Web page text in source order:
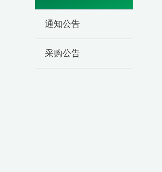
通知公告
采购公告